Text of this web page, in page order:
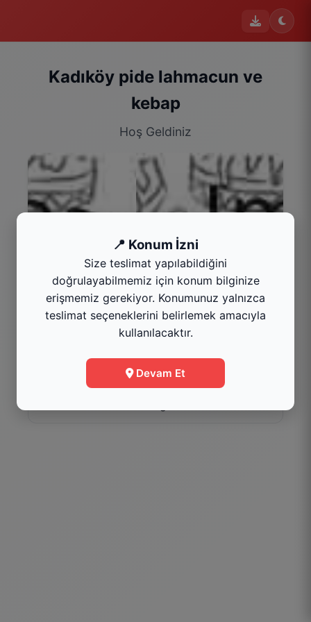
Kadıköy pide lahmacun ve
kebap
Hoş Geldiniz
Çorba
Kategoriyi Gör
Menüye Git
📍 Konum İzni
Size teslimat yapılabildiğini
doğrulayabilmemiz için konum bilginize
erişmemiz gerekiyor. Konumunuz yalnızca
teslimat seçeneklerini belirlemek amacıyla
kullanılacaktır.
Devam Et